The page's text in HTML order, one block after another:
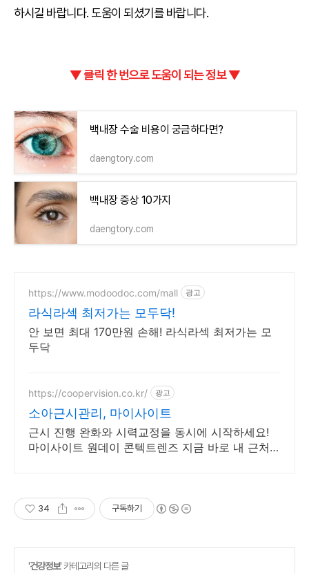
하시길 바랍니다. 도움이 되셨기를 바랍니다.
▼ 클릭 한 번으로 도움이 되는 정보 ▼
백내장 수술 비용이 궁금하다면?
daengtory.com
백내장 증상 10가지
daengtory.com
https://www.modoodoc.com/mall 광고
라식라섹 최저가는 모두닥!
안 보면 최대 170만원 손해! 라식라섹 최저가는 모
두닥
https://coopervision.co.kr/ 광고
소아근시관리, 마이사이트
근시 진행 완화와 시력교정을 동시에 시작하세요!
마이사이트 원데이 콘텍트렌즈 지금 바로 내 근처
34 구독하기
'건강정보' 카테고리의 다른 글